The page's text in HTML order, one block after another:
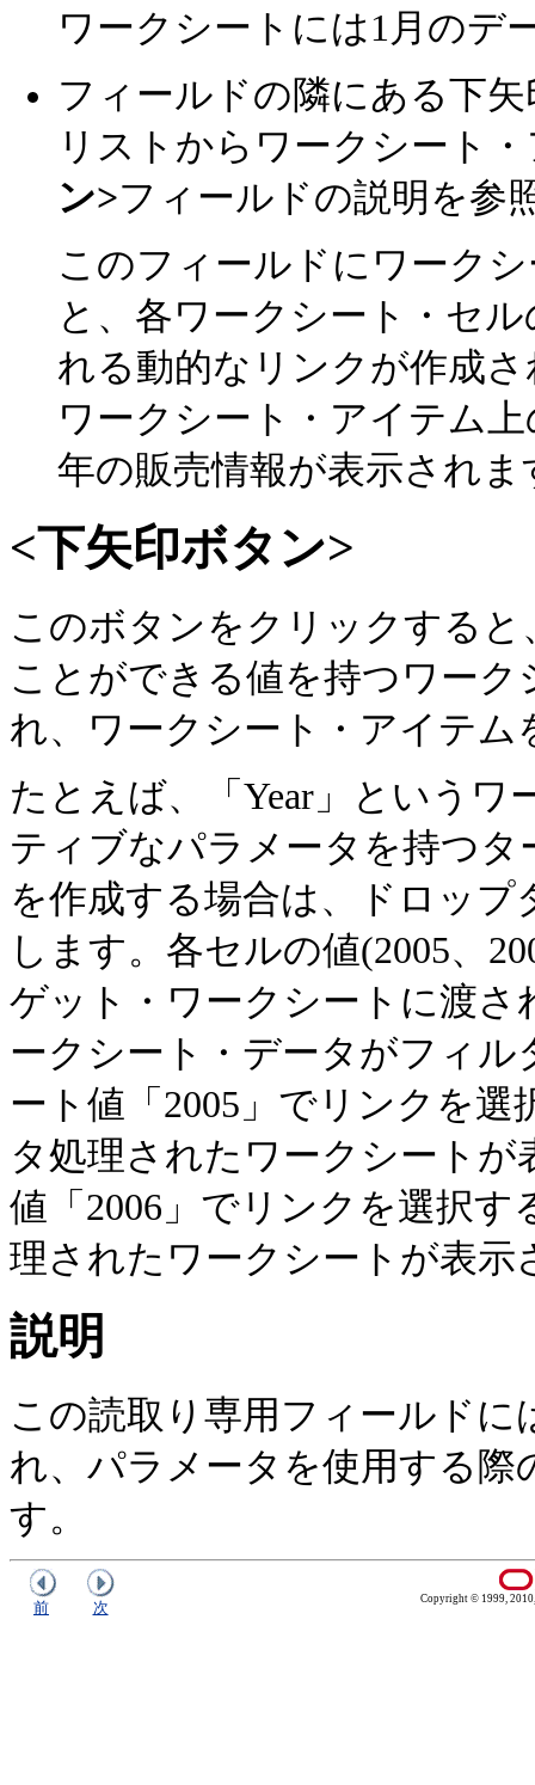
ワークシートには1月のデ
フィールドの隣にある下
リストからワークシート
ン>フィールドの説明を参
このフィールドにワーク
と、各ワークシート・セ
れる動的なリンクが作成
ワークシート・アイテム
年の販売情報が表示されま
<下矢印ボタン>
このボタンをクリックする
ことができる値を持つワー
れ、ワークシート・アイテム
たとえば、「Year」という
ティブなパラメータを持つ
を作成する場合は、ドロップ
します。各セルの値(2005、
ゲット・ワークシートに渡
ークシート・データがフィ
ート値「2005」でリンクを
タ処理されたワークシート
値「2006」でリンクを選択
理されたワークシートが表示
説明
この読取り専用フィールド
れ、パラメータを使用する
す。
前 次 Copyright © 1999,